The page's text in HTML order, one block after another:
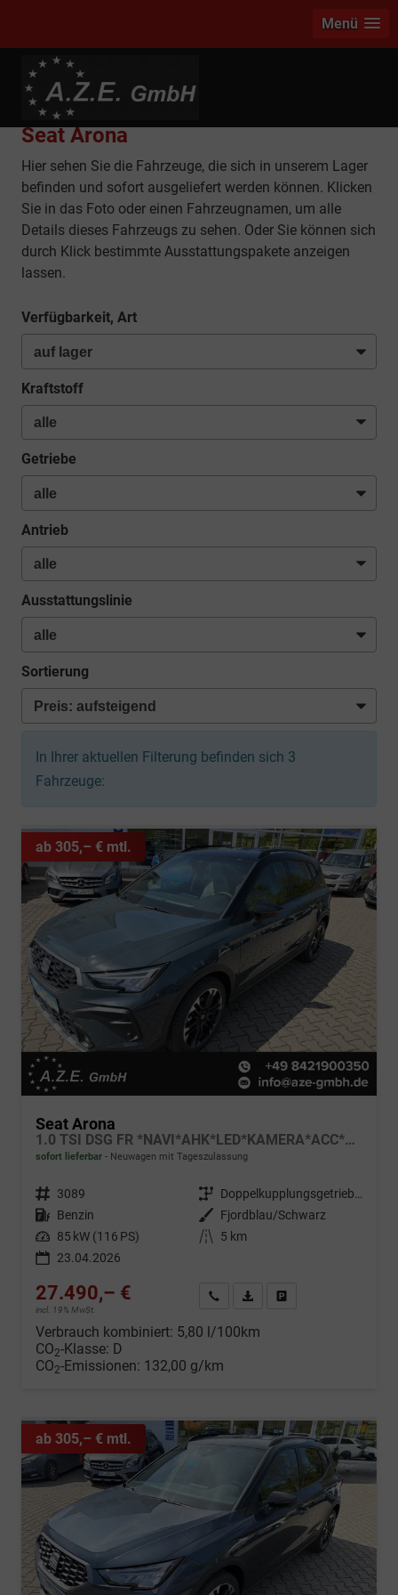
Menü
info
Seat Arona
Hier sehen Sie die Fahrzeuge, die sich in unserem Lager
befinden und sofort ausgeliefert werden können. Klicken
Sie in das Foto oder einen Fahrzeugnamen, um alle
Details dieses Fahrzeugs zu sehen. Oder Sie können sich
durch Klick bestimmte Ausstattungspakete anzeigen
lassen.
Verfügbarkeit, Art
Kraftstoff
Getriebe
Antrieb
Ausstattungslinie
Sortierung
In Ihrer aktuellen Filterung befinden sich 3
Fahrzeuge:
ab 305,– € mtl.
Seat Arona
1.0 TSI DSG FR *NAVI*AHK*LED*KAMERA*ACC*MFL*TWA*SH*5J. Gar.*
sofort lieferbar Neuwagen mit Tageszulassung
Fahrzeugnr. 3089 Getriebe
Doppelkupplungsgetriebe (DSG)
Kraftstoff Benzin Außenfarbe Fjordblau/Schwarz
Leistung 85 kW (116 PS) Kilometerstand
5 km
23.04.2026
27.490,– €
incl. 19% MwSt.
Wir rufen Sie anFahrzeugexposé (PDF)
Verbrauch kombiniert: 5,80 l/100km
CO2-Klasse: D
CO2-Emissionen: 132,00 g/km
ab 305,– € mtl.